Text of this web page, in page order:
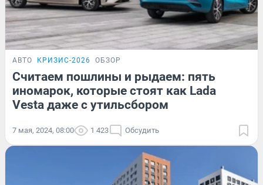
АВТО КРИЗИС-2026 ОБЗОР
Считаем пошлины и рыдаем: пять
иномарок, которые стоят как Lada
Vesta даже с утильсбором
7 мая, 2024, 08:00 1 423 Обсудить